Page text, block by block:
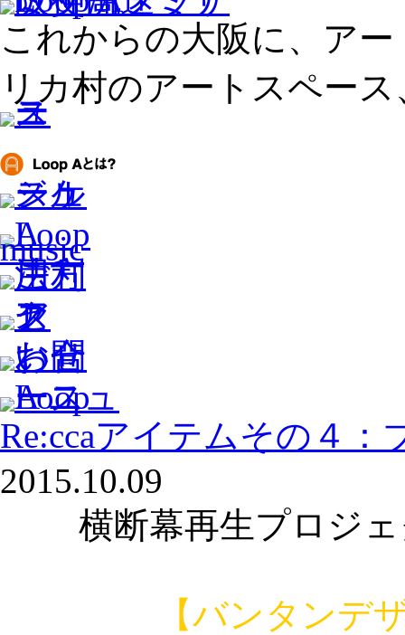
これからの大阪に、ア
リカ村のアートスペース
Re:ccaアイテムその４
2015.10.09
横断幕再生プロジ
【バンタンデ